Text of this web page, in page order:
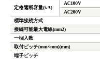
定格遮断容量(kA)
AC100V
AC200V
標準接続方式
接続可能最大電線(mm2)
一梱入数
取付ピッチ(mm×mm)(mm)
端子ピッチ